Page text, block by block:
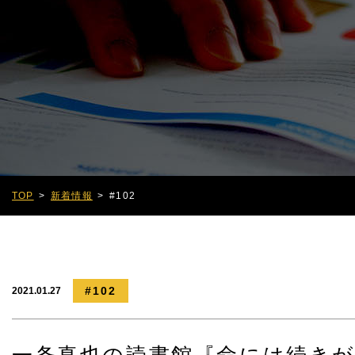
TOP 新着情報 #102
2021.01.27 #102